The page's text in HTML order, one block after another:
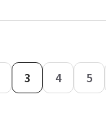
3 4 5